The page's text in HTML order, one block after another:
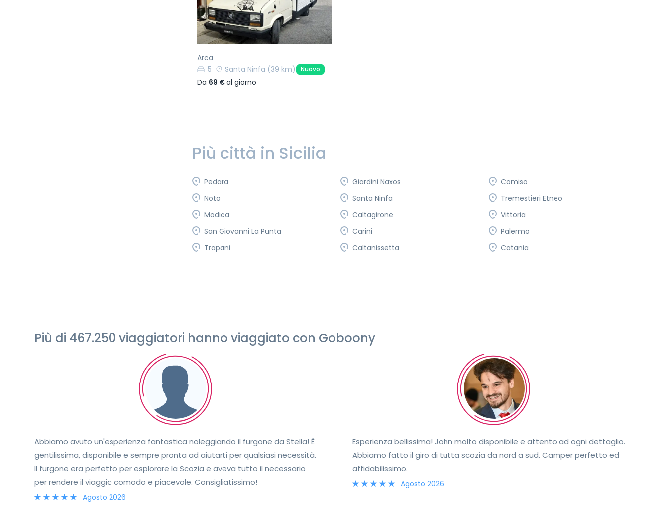
Arca
5
Santa Ninfa (39 km) Nuovo
Da 69 €al giorno
Più città in Sicilia
Pedara
Noto
Modica
San Giovanni La Punta
Trapani
Giardini Naxos
Santa Ninfa
Caltagirone
Carini
Caltanissetta
Comiso
Tremestieri Etneo
Vittoria
Palermo
Catania
Più di 467.250 viaggiatori hanno viaggiato con Goboony
Abbiamo avuto un'esperienza fantastica noleggiando il furgone da Stella! È
gentilissima, disponibile e sempre pronta ad aiutarti per qualsiasi necessità.
Il furgone era perfetto per esplorare la Scozia e aveva tutto il necessario
per rendere il viaggio comodo e piacevole. Consigliatissimo!
Agosto 2026
Esperienza bellissima! John molto disponibile e attento ad ogni dettaglio.
Abbiamo fatto il giro di tutta scozia da nord a sud. Camper perfetto ed
affidabilissimo.
Agosto 2026